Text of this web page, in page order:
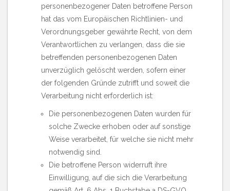
personenbezogener Daten betroffene Person
hat das vom Europäischen Richtlinien- und
Verordnungsgeber gewährte Recht, von dem
Verantwortlichen zu verlangen, dass die sie
betreffenden personenbezogenen Daten
unverzüglich gelöscht werden, sofern einer
der folgenden Gründe zutrifft und soweit die
Verarbeitung nicht erforderlich ist:
Die personenbezogenen Daten wurden für
solche Zwecke erhoben oder auf sonstige
Weise verarbeitet, für welche sie nicht mehr
notwendig sind.
Die betroffene Person widerruft ihre
Einwilligung, auf die sich die Verarbeitung